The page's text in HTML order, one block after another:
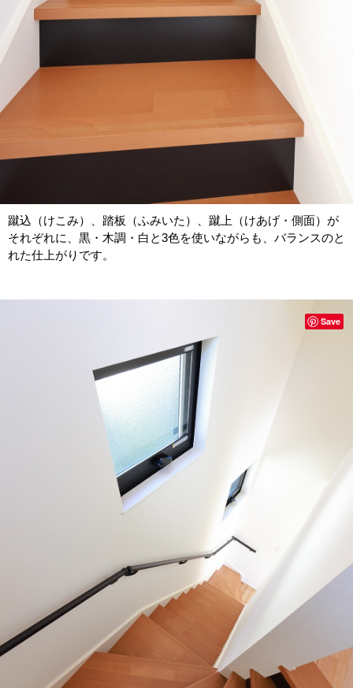
蹴込（けこみ）、踏板（ふみいた）、蹴上（けあげ・側面）が
それぞれに、黒・木調・白と3色を使いながらも、バランスのと
れた仕上がりです。
Save